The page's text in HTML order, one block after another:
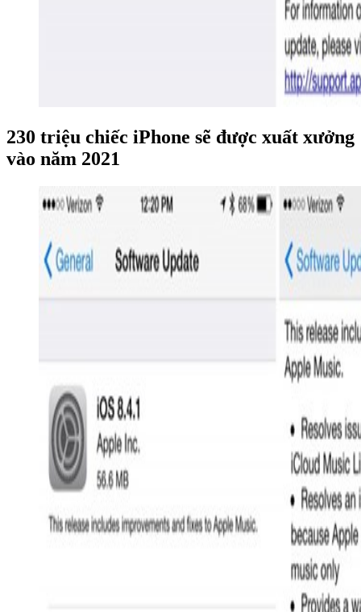
230 triệu chiếc iPhone sẽ được xuất xưởng
vào năm 2021